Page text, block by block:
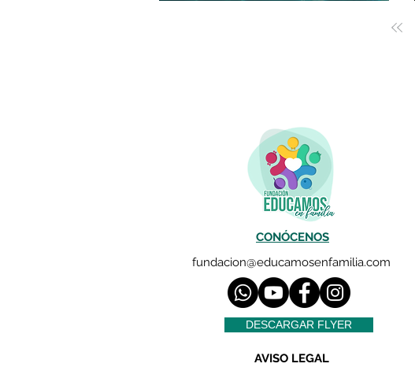
CONÓCENOS
fundacion@educamosenfamilia.com
DESCARGAR FLYER
AVISO LEGAL